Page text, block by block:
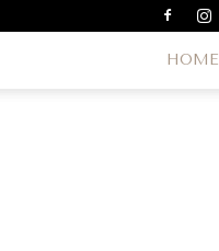
HOME